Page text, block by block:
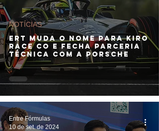
ERT muda o nome para Kiro
Race Co e fecha parceria
técnica com a Porsche
NOTÍCIAS
Entre Fórmulas
10 de set. de 2024